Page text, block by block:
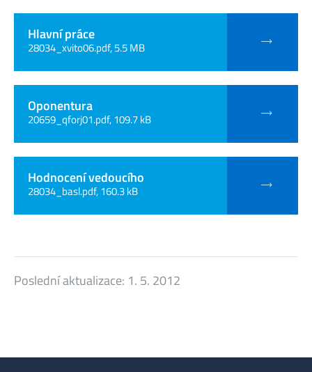
Hlavní práce
28034_xvito06.pdf, 5.5 MB
Oponentura
20659_qforj01.pdf, 109.7 kB
Hodnocení vedoucího
28034_basl.pdf, 160.3 kB
Poslední aktualizace: 1. 5. 2012